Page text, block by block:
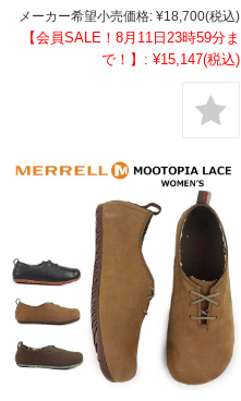
メーカー希望小売価格: ¥18,700(税込)
【会員SALE！8月11日23時59分ま
で！】: ¥15,147(税込)